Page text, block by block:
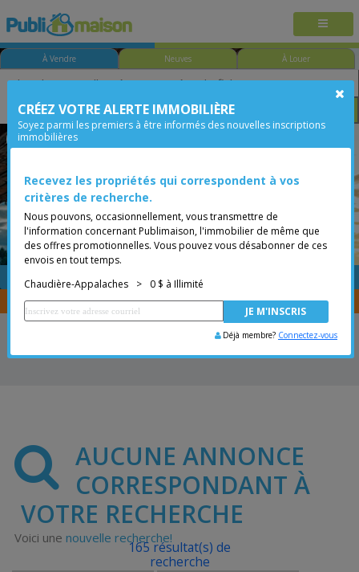
À Vendre Neuves À Louer
Chambre Prix
Saint-Roch-des-Aulnaies
Placer une annonce GRATUITE
Vous êtes courtier, transférer vos propriétés avecCENTRIS
AUCUNE ANNONCE
CORRESPONDANT À
VOTRE RECHERCHE
Voici une nouvelle recherche!
165 résultat(s) de
recherche
CRÉEZ VOTRE ALERTE IMMOBILIÈRE
Soyez parmi les premiers à être informés des nouvelles inscriptions
immobilières
Recevez les propriétés qui correspondent à vos
critères de recherche.
Nous pouvons, occasionnellement, vous transmettre de
l'information concernant Publimaison, l'immobilier de même que
des offres promotionnelles. Vous pouvez vous désabonner de ces
envois en tout temps.
Chaudière-Appalaches
> 0 $ à Illimité
Déjà membre? Connectez-vous